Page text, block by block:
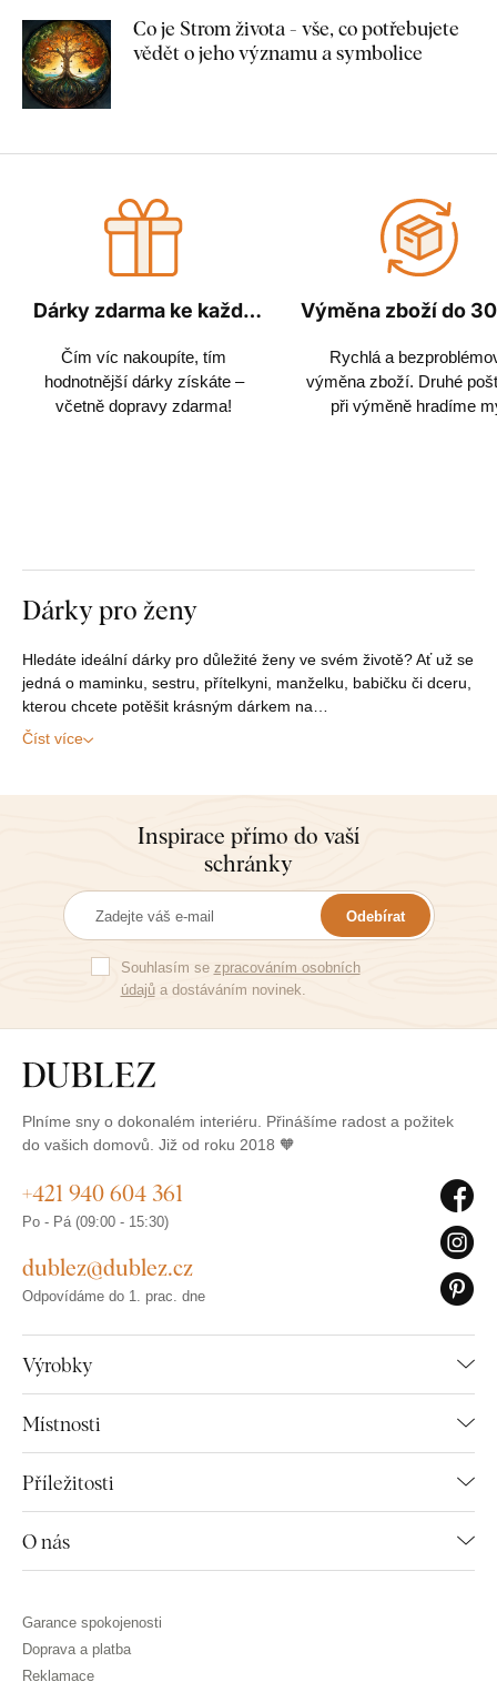
Co je Strom života - vše, co potřebujete
vědět o jeho významu a symbolice
Dárky zdarma ke každé
Čím víc nakoupíte, tím
hodnotnější dárky získáte –
včetně dopravy zdarma!
Výměna zboží do
Rychlá a
výměna zboží. Druhé
při výměně hradíme
Dárky pro ženy
Hledáte ideální dárky pro důležité ženy ve svém životě? Ať už se
jedná o maminku, sestru, přítelkyni, manželku, babičku či dceru,
kterou chcete potěšit krásným dárkem na…
Číst více
Inspirace přímo do vaší
schránky
Odebírat
Souhlasím se zpracováním osobních
údajůa dostáváním novinek.
Plníme sny o dokonalém interiéru. Přinášíme radost a požitek
do vašich domovů. Již od roku 2018 🧡
Výrobky
Místnosti
Příležitosti
O nás
+421 940 604 361
Po - Pá (09:00 - 15:30)
dublez@dublez.cz
Odpovídáme do 1. prac. dne
Garance spokojenosti
Doprava a platba
Reklamace